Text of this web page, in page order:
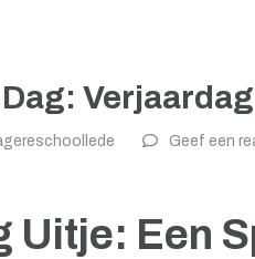
Geef een
Uitje: Een